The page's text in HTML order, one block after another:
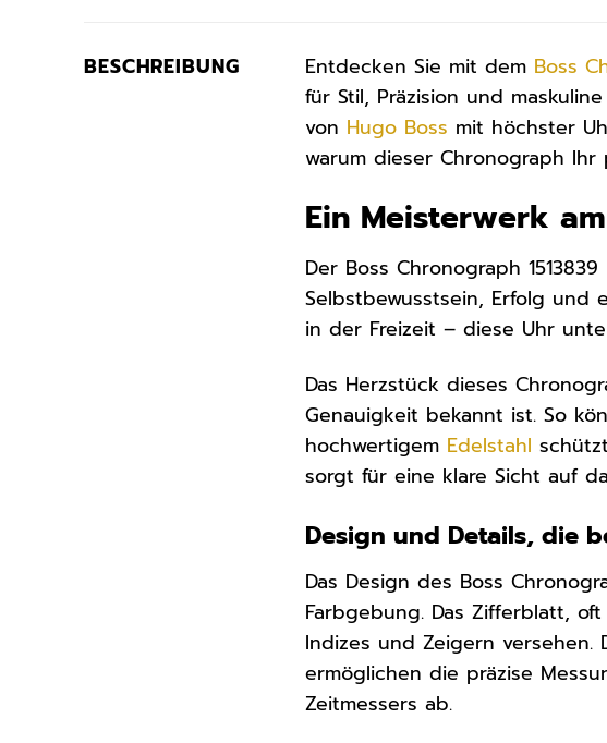
BESCHREIBUNG Entdecken Sie mit dem Boss
für Stil, Präzision und
von Hugo Boss mit höchster
warum dieser Chronograph
Ein Meisterwerk
Der Boss Chronograph
Selbstbewusstsein, Erfolg und
in der Freizeit – diese Uhr
Das Herzstück dieses
Genauigkeit bekannt ist. So
hochwertigem Edelstahl
sorgt für eine klare Sicht auf
Design und Details, die
Das Design des Boss
Farbgebung. Das Zifferblatt,
Indizes und Zeigern
ermöglichen die präzise
Zeitmessers ab.